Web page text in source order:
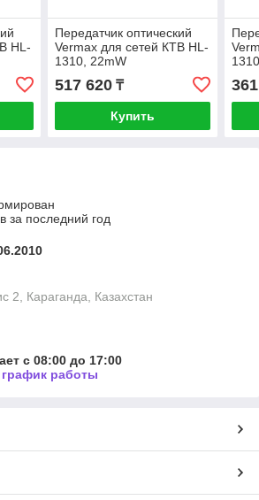
HL-
Передатчик оптический
Vermax для сетей КТВ HL-
1310, 22mW
517 620₸
Купить
за последний год
2, Караганда, Казахстан
с 08:00 до 17:00
график работы